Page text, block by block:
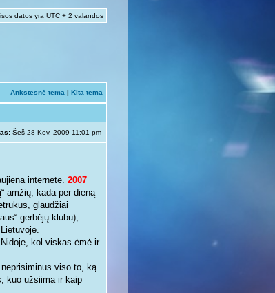
datos yra UTC + 2 valandos
Ankstesnė tema | Kita tema
Šeš 28 Kov, 2009 11:01 pm
internete. 2007
amžių, kada per dieną
glaudžiai
gerbėjų klubu),
kol viskas ėmė ir
viso to, ką
kuo užsiima ir kaip